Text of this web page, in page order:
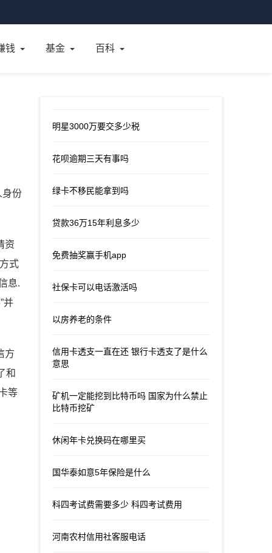
钱 基金 百科
身份
资
式
息.
并
方
和
等
明星3000万要交多少税
花呗逾期三天有事吗
绿卡不移民能拿到吗
贷款36万15年利息多少
免费抽奖赢手机app
社保卡可以电话激活吗
以房养老的条件
信用卡透支一直在还 银行卡透支了是什么
意思
矿机一定能挖到比特币吗 国家为什么禁止
比特币挖矿
休闲年卡兑换码在哪里买
国华泰如意5年保险是什么
科四考试费需要多少 科四考试费用
河南农村信用社客服电话